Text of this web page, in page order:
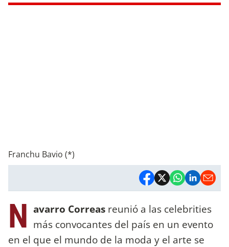
Franchu Bavio (*)
N avarro Correas reunió a las celebrities
más convocantes del país en un evento
en el que el mundo de la moda y el arte se